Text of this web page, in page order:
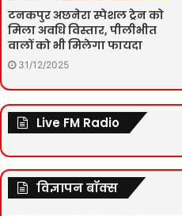
टनकपुर अछनेरा स्पेशल ट्रेन को
मिला अवधि विस्तार, पीलीभीत
वालों को भी मिलेगा फायदा
31/12/2025
Live FM Radio
विज्ञापन बॉक्स